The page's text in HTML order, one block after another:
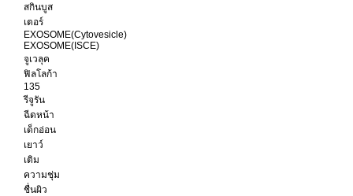
สกินบูส
เตอร์
EXOSOME(Cytovesicle)
EXOSOME(ISCE)
จูเวลุค
ฟิลโลก้า
135
รีจูรัน
ฉีดหน้า
เด็กอ่อน
เยาว์
เติม
ความชุ่ม
ชื่นผิว